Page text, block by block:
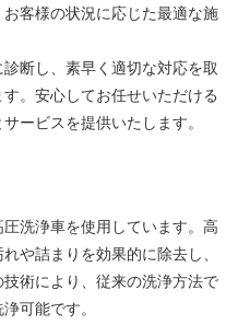
客様の状況に応じた最適な施
断し、素早く適切な対応を取
。安心してお任せいただける
ービスを提供いたします。
洗浄車を使用しています。高
や詰まりを効果的に除去し、
術により、従来の洗浄方法で
可能です。